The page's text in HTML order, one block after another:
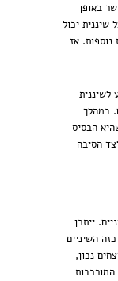
באופן
שיננית יכול
נוספות. אז
לשיננית
במהלך
הבסיס
הסיבה
ייתכן
השיניים
נכון,
המורכבות